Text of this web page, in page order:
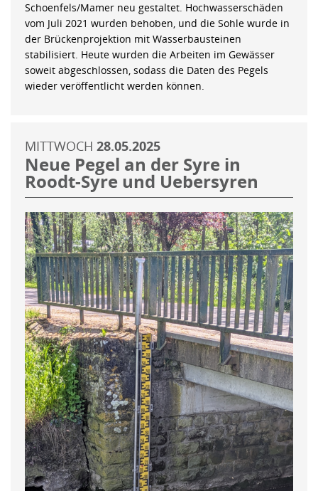
Schoenfels/Mamer neu gestaltet. Hochwasserschäden
vom Juli 2021 wurden behoben, und die Sohle wurde in
der Brückenprojektion mit Wasserbausteinen
stabilisiert. Heute wurden die Arbeiten im Gewässer
soweit abgeschlossen, sodass die Daten des Pegels
wieder veröffentlicht werden können.
MITTWOCH 28.05.2025
Neue Pegel an der Syre in
Roodt-Syre und Uebersyren